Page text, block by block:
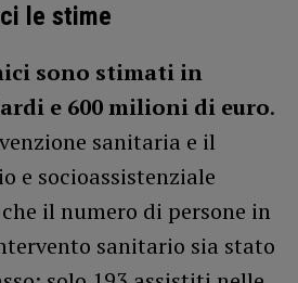
le stime
sono stimati in
e 600 milioni di euro.
sanitaria e il
e socioassistenziale
il numero di persone in
sanitario sia stato